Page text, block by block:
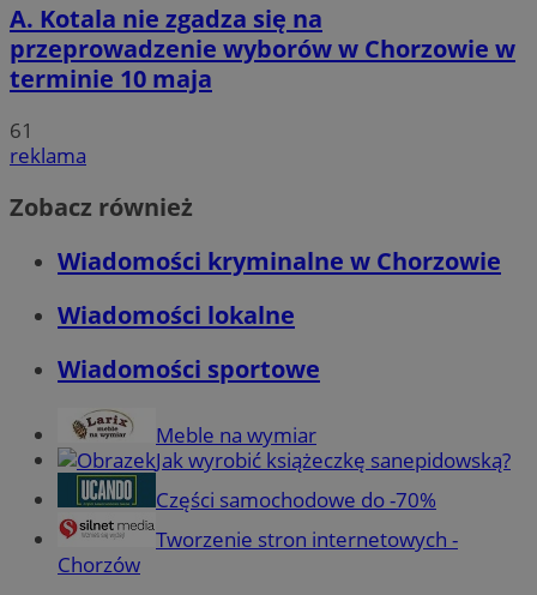
A. Kotala nie zgadza się na
przeprowadzenie wyborów w Chorzowie w
terminie 10 maja
61
reklama
Zobacz również
Wiadomości kryminalne w Chorzowie
Wiadomości lokalne
Wiadomości sportowe
Meble na wymiar
Jak wyrobić książeczkę sanepidowską?
Części samochodowe do -70%
Tworzenie stron internetowych -
Chorzów